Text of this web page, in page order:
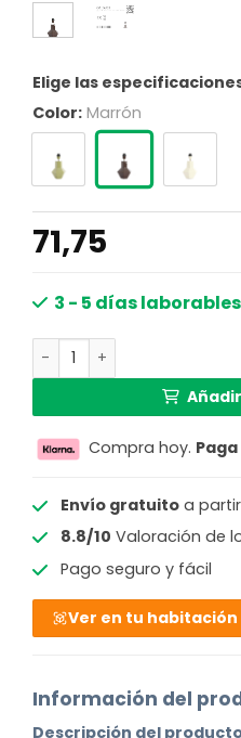
Elige las
Color: Marrón
71,75
3 - 5 días laborables
Base lámpara metal
Compra hoy.
Envío gratuitoa
8.8/10 Valoración de
Pago seguro y fácil
Ver en tu habitación
Información del
Descripción del